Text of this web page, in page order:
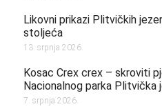
Likovni prikazi Plitvičkih
stoljeća
13. srpnja 2026.
Kosac Crex crex – skroviti
Nacionalnog parka Plitvička
7. srpnja 2026.